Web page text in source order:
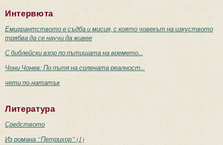
Интервюта
Емигрантството е съдба и мисия, с която човекът на изкуството
трябва да се научи да живее
С библейски взор по пътищата на времето...
Чони Чонев: По пътя на солената реалност...
чети по-нататък
Литература
Средството
Из романа “Петрихор” (1)